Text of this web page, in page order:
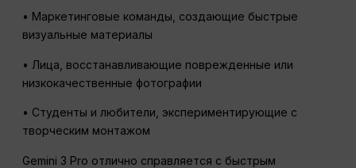
• Маркетинговые команды, создающие быстрые
визуальные материалы
• Лица, восстанавливающие поврежденные или
низкокачественные фотографии
• Студенты и любители, экспериментирующие с
творческим монтажом
Gemini 3 Pro отлично справляется с быстрым